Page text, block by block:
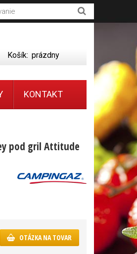
pod gril Attitude
OTÁZKA NA TOVAR
Košík: prázdny
KONTAKT